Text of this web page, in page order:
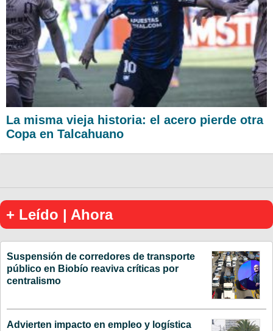
La misma vieja historia: el acero pierde otra
Copa en Talcahuano
+ Leído | Ahora
Suspensión de corredores de transporte
público en Biobío reaviva críticas por
centralismo
Advierten impacto en empleo y logística